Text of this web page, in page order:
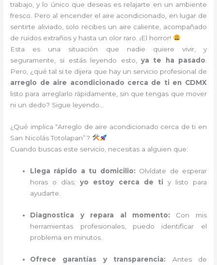
trabajo, y lo único que deseas es relajarte en un ambiente
fresco. Pero al encender el aire acondicionado, en lugar de
sentirte aliviado, solo recibes un aire caliente, acompañado
de ruidos extraños y hasta un olor raro. ¡El horror!
Esta es una situación que nadie quiere vivir, y
seguramente, si estás leyendo esto, ya te ha pasado
Pero, ¿qué tal si te dijera que hay un servicio profesional de
arreglo de aire acondicionado cerca de ti en CDMX
listo para arreglarlo rápidamente, sin que tengas que mover
ni un dedo? Sigue leyendo…
¿Qué implica “Arreglo de aire acondicionado cerca de ti en
San Nicolás Totolapan”?
Cuando buscas este servicio, necesitas a alguien que:
Llega rápido a tu domicilio: Olvídate de esperar
horas o días;yo estoy cerca de ti y listo para
ayudarte.
Diagnostica y repara al momento: Con mis
herramientas profesionales, puedo identificar el
problema en minutos.
Ofrece garantías y transparencia: Antes de